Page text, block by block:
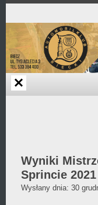
Wyniki
Sprincie 2021
Wysłany dnia: 30